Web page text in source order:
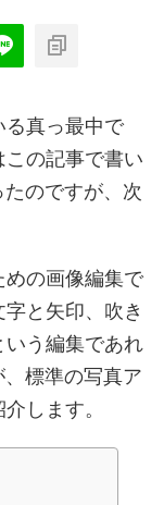
blog/wp-
る真っ最中で
の記事で書い
のですが、次
の画像編集で
と矢印、吹き
う編集であれ
標準の写真ア
します。